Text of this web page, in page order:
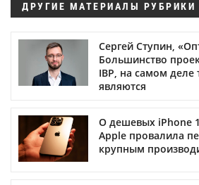
ДРУГИЕ МАТЕРИАЛЫ РУБРИКИ
Сергей Ступин,
Большинство
IBP, на самом
являются
О дешевых iPhone
Apple провалила
крупным